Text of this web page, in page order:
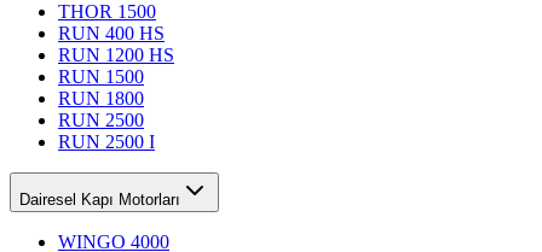
THOR 1500
RUN 400 HS
RUN 1200 HS
RUN 1500
RUN 1800
RUN 2500
RUN 2500 I
Dairesel Kapı Motorları
WINGO 4000